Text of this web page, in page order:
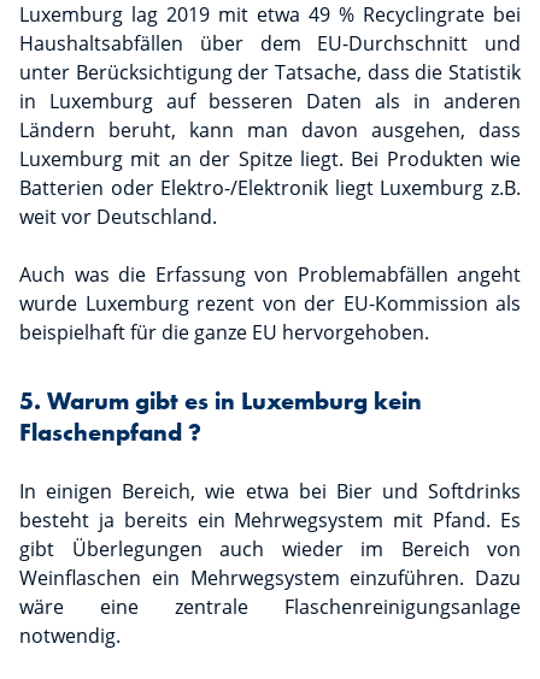
Luxemburg lag 2019 mit etwa 49 % Recyclingrate bei
Haushaltsabfällen über dem EU-Durchschnitt und
unter Berücksichtigung der Tatsache, dass die Statistik
in Luxemburg auf besseren Daten als in anderen
Ländern beruht, kann man davon ausgehen, dass
Luxemburg mit an der Spitze liegt. Bei Produkten wie
Batterien oder Elektro-/Elektronik liegt Luxemburg z.B.
weit vor Deutschland.
Auch was die Erfassung von Problemabfällen angeht
wurde Luxemburg rezent von der EU-Kommission als
beispielhaft für die ganze EU hervorgehoben.
5. Warum gibt es in Luxemburg kein
Flaschenpfand ?
In einigen Bereich, wie etwa bei Bier und Softdrinks
besteht ja bereits ein Mehrwegsystem mit Pfand. Es
gibt Überlegungen auch wieder im Bereich von
Weinflaschen ein Mehrwegsystem einzuführen. Dazu
wäre eine zentrale Flaschenreinigungsanlage
notwendig.